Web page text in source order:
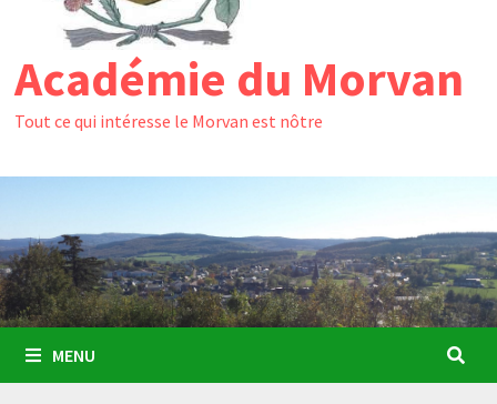
Académie du Morvan
Tout ce qui intéresse le Morvan est nôtre
MENU